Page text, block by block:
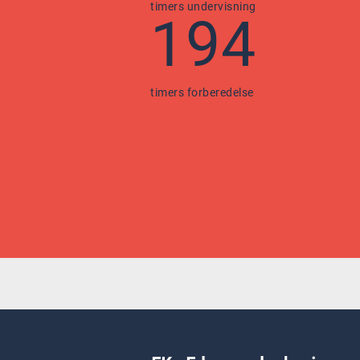
timers undervisning
194
timers forberedelse